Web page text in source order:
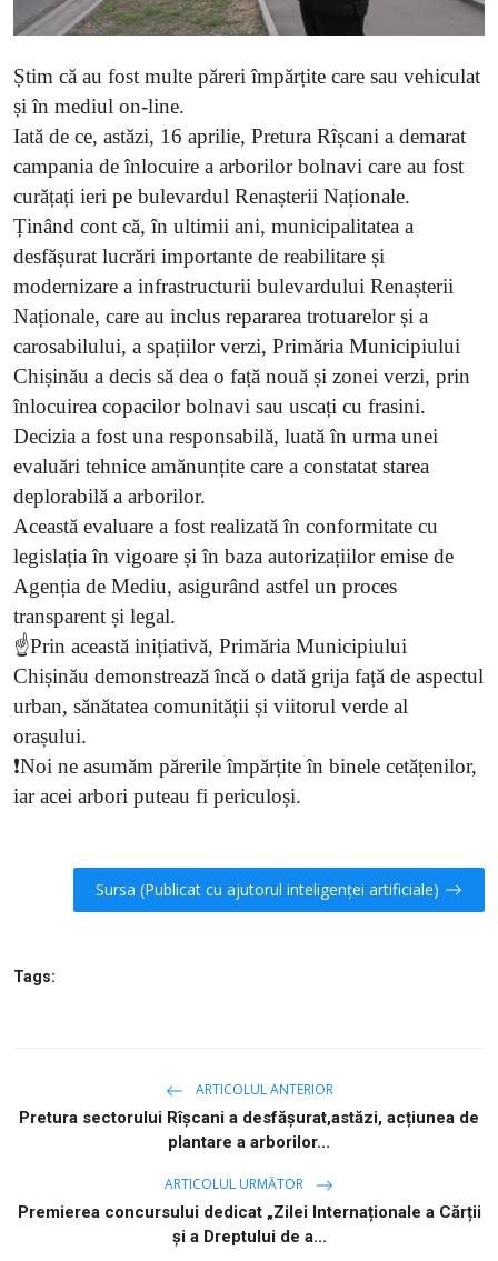
Știm că au fost multe păreri împărțite care sau vehiculat
și în mediul on-line.
Iată de ce, astăzi, 16 aprilie, Pretura Rîșcani a demarat
campania de înlocuire a arborilor bolnavi care au fost
curățați ieri pe bulevardul Renașterii Naționale.
Ținând cont că, în ultimii ani, municipalitatea a
desfășurat lucrări importante de reabilitare și
modernizare a infrastructurii bulevardului Renașterii
Naționale, care au inclus repararea trotuarelor și a
carosabilului, a spațiilor verzi, Primăria Municipiului
Chișinău a decis să dea o față nouă și zonei verzi, prin
înlocuirea copacilor bolnavi sau uscați cu frasini.
Decizia a fost una responsabilă, luată în urma unei
evaluări tehnice amănunțite care a constatat starea
deplorabilă a arborilor.
Această evaluare a fost realizată în conformitate cu
legislația în vigoare și în baza autorizațiilor emise de
Agenția de Mediu, asigurând astfel un proces
transparent și legal.
☝️Prin această inițiativă, Primăria Municipiului
Chișinău demonstrează încă o dată grija față de aspectul
urban, sănătatea comunității și viitorul verde al
orașului.
❗️Noi ne asumăm părerile împărțite în binele cetățenilor,
iar acei arbori puteau fi periculoși.
Sursa (Publicat cu ajutorul inteligenței artificiale)
Tags:
ARTICOLUL ANTERIOR
Pretura sectorului Rîșcani a desfășurat,astăzi, acțiunea de
plantare a arborilor...
ARTICOLUL URMĂTOR
Premierea concursului dedicat „Zilei Internaționale a Cărții
și a Dreptului de a...